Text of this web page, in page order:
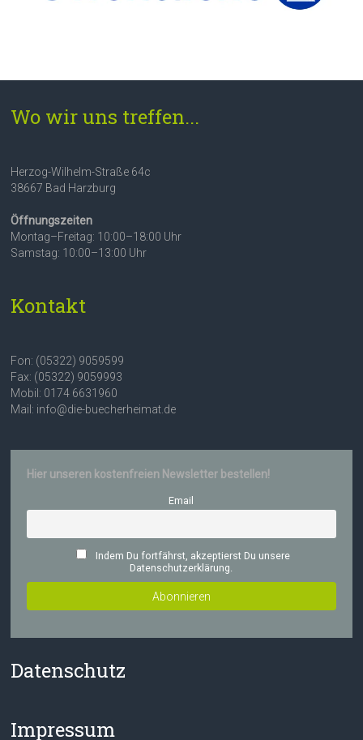
Wo wir uns treffen...
Herzog-Wilhelm-Straße 64c
38667 Bad Harzburg
Öffnungszeiten
Montag–Freitag: 10:00–18:00 Uhr
Samstag: 10:00–13:00 Uhr
Kontakt
Fon: (05322) 9059599
Fax: (05322) 9059993
Mobil: 0174 6631960
Mail: info@die-buecherheimat.de
Hier unseren kostenfreien Newsletter bestellen!
Email
Indem Du fortfährst, akzeptierst Du unsere
Datenschutzerklärung.
Datenschutz
Impressum